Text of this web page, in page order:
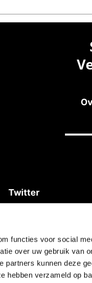
functies voor social
over uw gebruik van
partners kunnen deze
hebben verzameld op
Twitter